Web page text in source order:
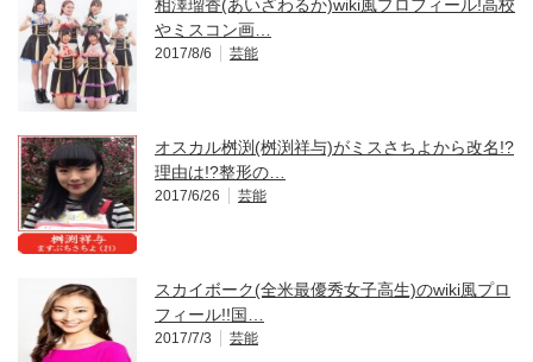
相澤瑠香(あいざわるか)wiki風プロフィール!高校
やミスコン画…
2017/8/6 芸能
オスカル桝渕(桝渕祥与)がミスさちよから改名!?
理由は!?整形の…
2017/6/26 芸能
スカイボーク(全米最優秀女子高生)のwiki風プロ
フィール!!国…
2017/7/3 芸能